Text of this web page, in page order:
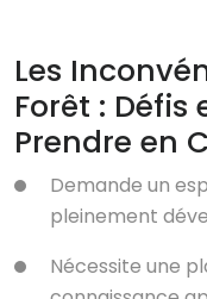
Les
Forêt :
Prendre en
Demande un
pleinement
Nécessite une